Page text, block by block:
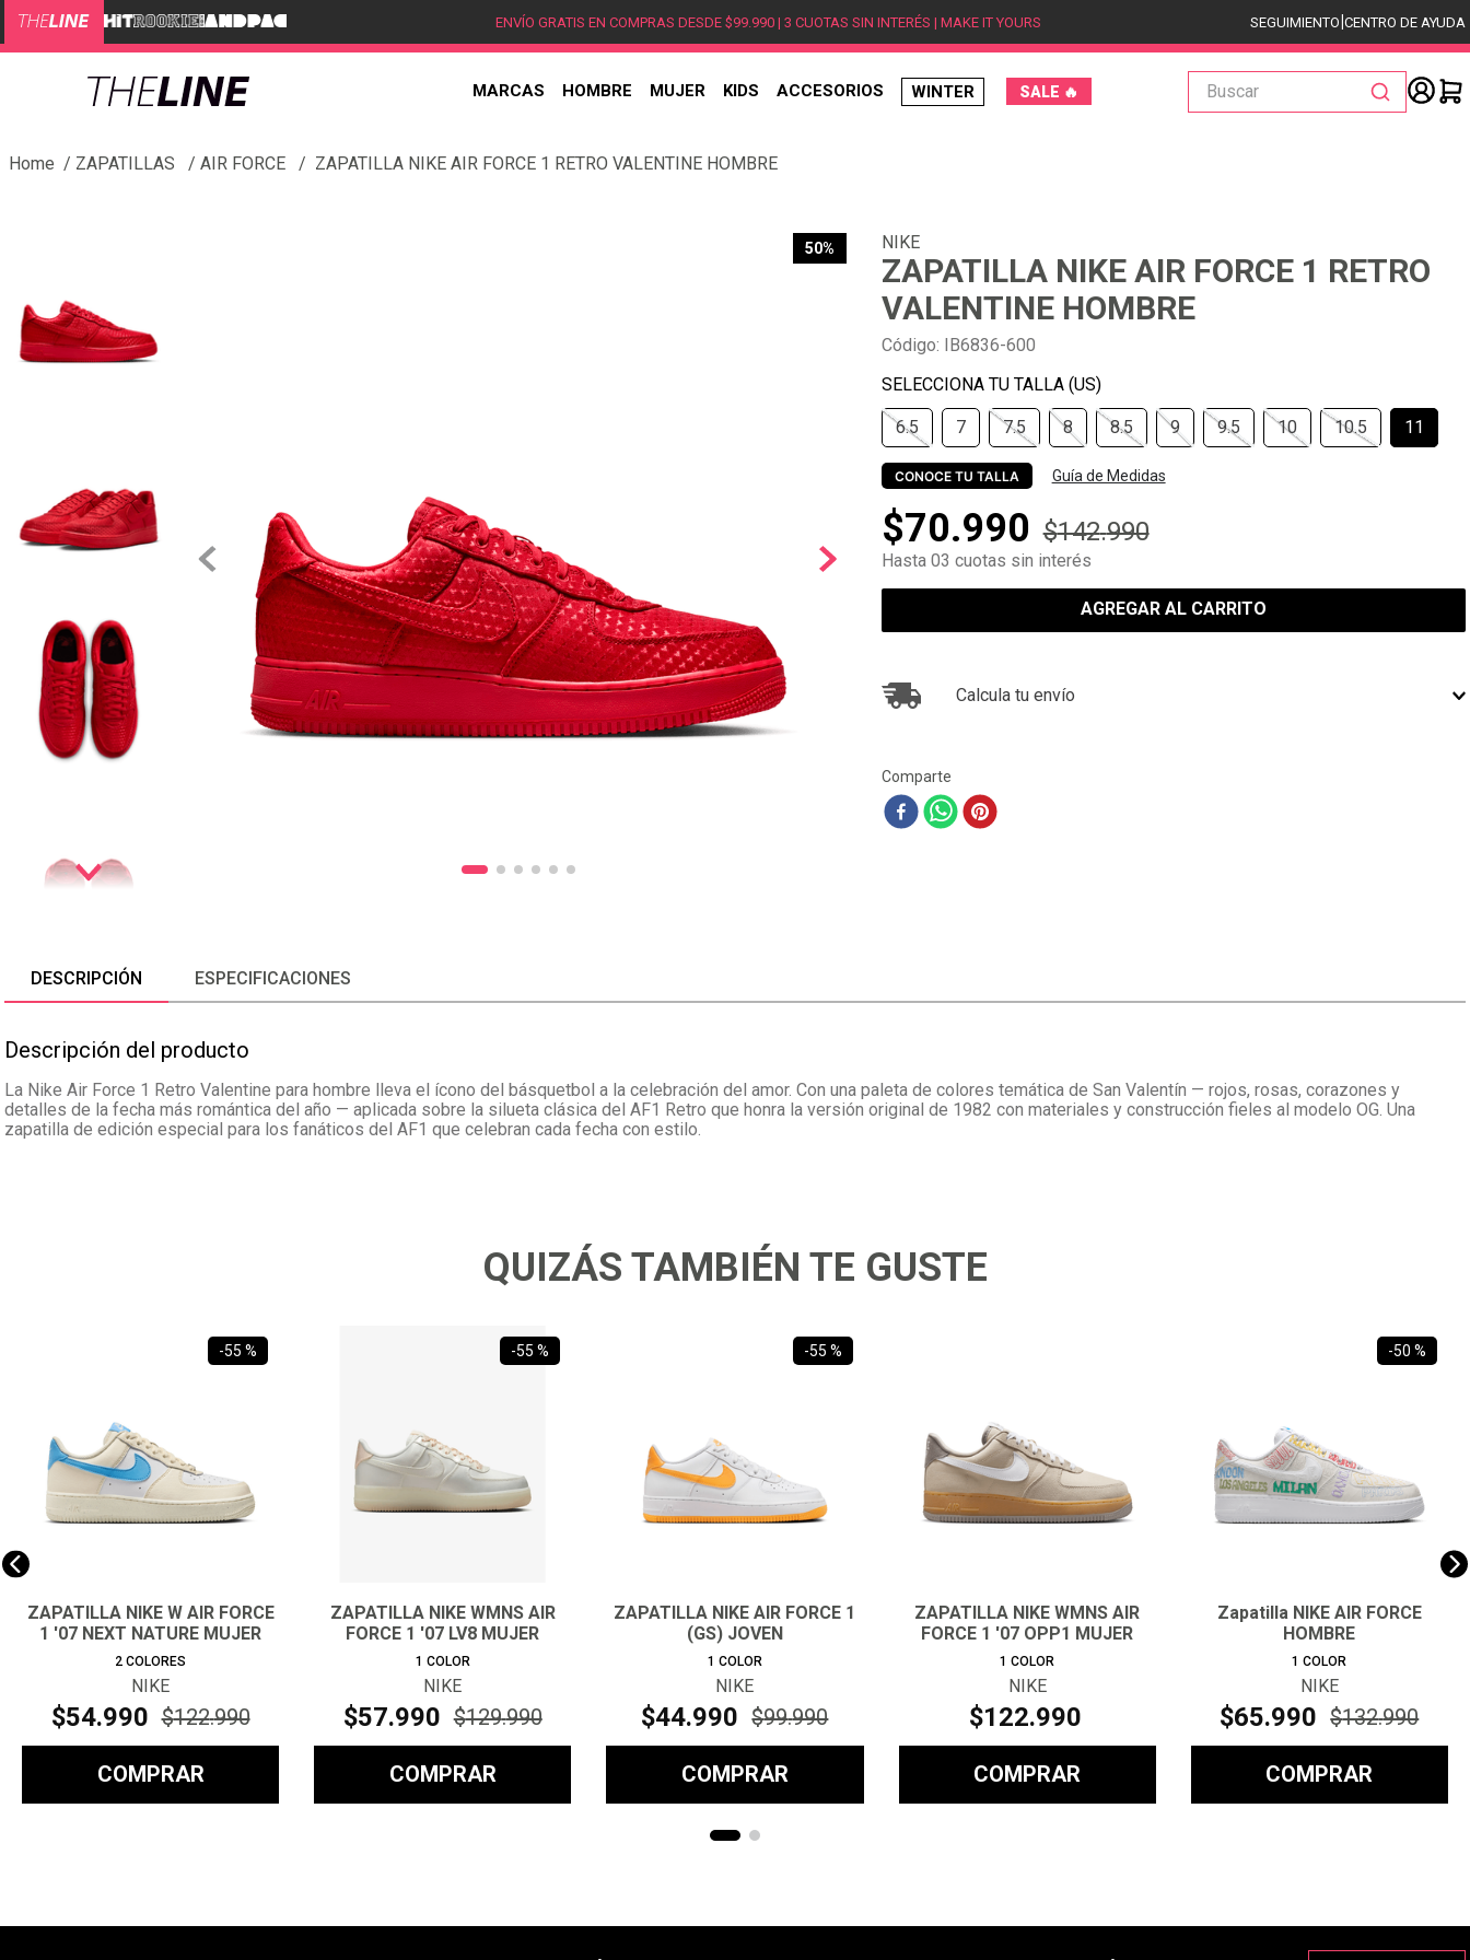
ENVÍO GRATIS EN COMPRAS DESDE $99.990 | 3 CUOTAS SIN INTERÉS | MAKE IT YOURS SEGUIMIENTO|CENTRO DE AYUDA
MARCAS HOMBRE MUJER KIDS ACCESORIOS WINTER SALE 🔥
Buscar
ZAPATILLAS AIR FORCE ZAPATILLA NIKE AIR FORCE 1 RETRO VALENTINE HOMBRE
50% NIKE
ZAPATILLA NIKE AIR FORCE 1 RETRO
VALENTINE HOMBRE
Código: IB6836-600
6.5 7 7.5 8 8.5 9 9.5 10 10.5 11
CONOCE TU TALLA Guía de Medidas
$70.990 $142.990
Hasta 03 cuotas sin interés
AGREGAR AL CARRITO
Calcula tu envío
Comparte
DESCRIPCIÓN ESPECIFICACIONES
Descripción del producto
La Nike Air Force 1 Retro Valentine para hombre lleva el ícono del básquetbol a la celebración del amor. Con una paleta de colores temática de San Valentín — rojos, rosas, corazones y
detalles de la fecha más romántica del año — aplicada sobre la silueta clásica del AF1 Retro que honra la versión original de 1982 con materiales y construcción fieles al modelo OG. Una
zapatilla de edición especial para los fanáticos del AF1 que celebran cada fecha con estilo.
QUIZÁS TAMBIÉN TE GUSTE
-55 %
ZAPATILLA NIKE W AIR FORCE
1 '07 NEXT NATURE MUJER
2 COLORES
NIKE
$54.990 $122.990
COMPRAR
-55 %
ZAPATILLA NIKE WMNS AIR
FORCE 1 '07 LV8 MUJER
1 COLOR
NIKE
$57.990 $129.990
COMPRAR
-55 %
ZAPATILLA NIKE AIR FORCE 1
(GS) JOVEN
1 COLOR
NIKE
$44.990 $99.990
COMPRAR
ZAPATILLA NIKE WMNS AIR
FORCE 1 '07 OPP1 MUJER
1 COLOR
NIKE
$122.990
COMPRAR
-50 %
Zapatilla NIKE AIR FORCE
HOMBRE
1 COLOR
NIKE
$65.990 $132.990
COMPRAR
1.
hombre